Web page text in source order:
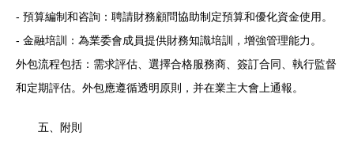
- 預算編制和咨詢：聘請財務顧問協助制定預算和優化資金使用。
- 金融培訓：為業委會成員提供財務知識培訓，增強管理能力。
外包流程包括：需求評估、選擇合格服務商、簽訂合同、執行監督
和定期評估。外包應遵循透明原則，并在業主大會上通報。
五、附則